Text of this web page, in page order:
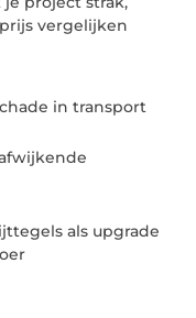
vergelijken
in transport
als upgrade